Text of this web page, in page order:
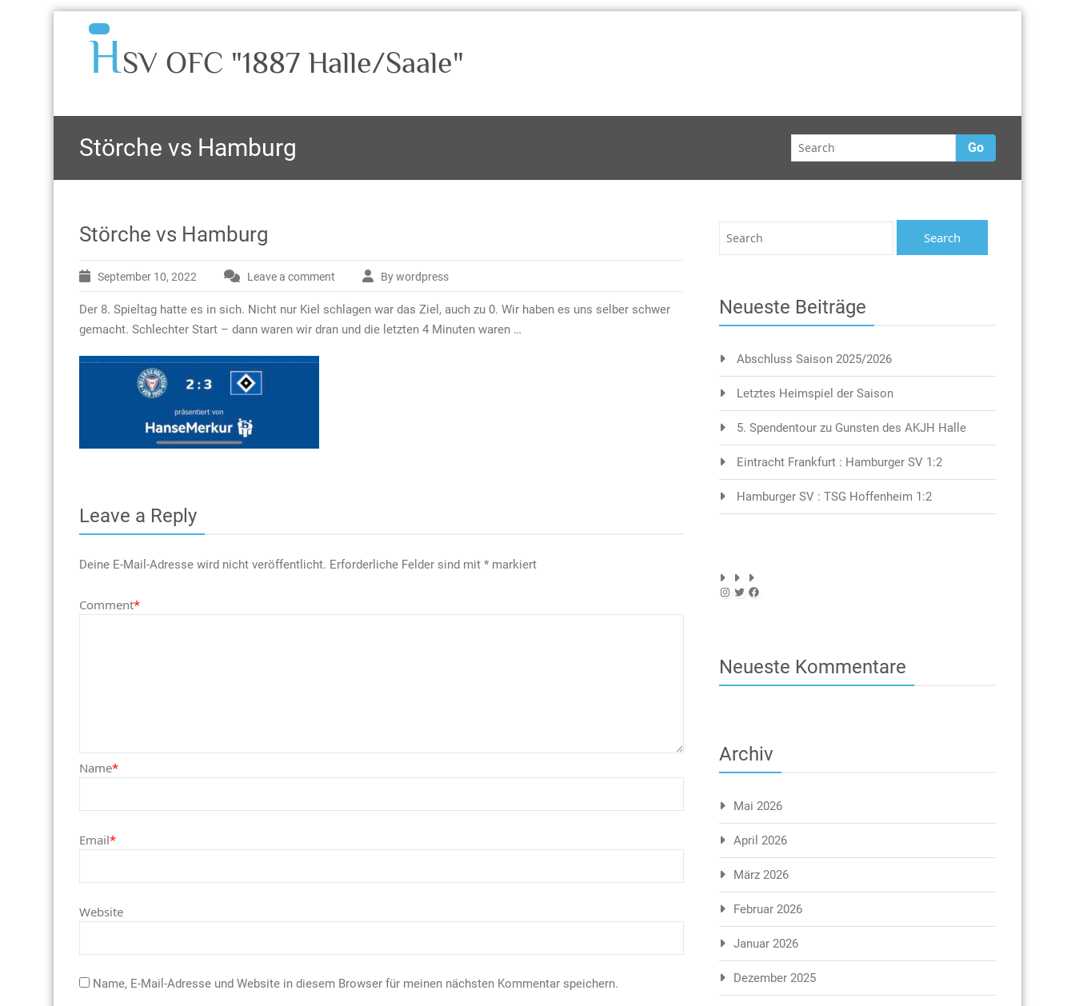
HSV OFC "1887 Halle/Saale"
Störche vs Hamburg Go
Störche vs Hamburg
September 10, 2022 Leave a comment By wordpress
Der 8. Spieltag hatte es in sich. Nicht nur Kiel schlagen war das Ziel, auch zu 0. Wir haben es uns selber schwer
gemacht. Schlechter Start – dann waren wir dran und die letzten 4 Minuten waren …
Leave a Reply
Deine E-Mail-Adresse wird nicht veröffentlicht. Erforderliche Felder sind mit * markiert
Comment*
Name*
Email*
Website
Name, E-Mail-Adresse und Website in diesem Browser für meinen nächsten Kommentar speichern.
Neueste Beiträge
Abschluss Saison 2025/2026
Letztes Heimspiel der Saison
5. Spendentour zu Gunsten des AKJH Halle
Eintracht Frankfurt : Hamburger SV 1:2
Hamburger SV : TSG Hoffenheim 1:2
Instagram
TwitterFacebook
Neueste Kommentare
Archiv
Mai 2026
April 2026
März 2026
Februar 2026
Januar 2026
Dezember 2025